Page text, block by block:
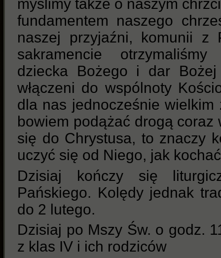
myślimy także o naszym
fundamentem naszego
naszej przyjaźni, komunii z
sakramencie
dziecka Bożego i dar Bożej
włączeni do wspólnoty
dla nas jednocześnie wielkim
bowiem podążać drogą
się do Chrystusa, to znaczy
uczyć się od Niego, jak
Dzisiaj kończy się
Pańskiego. Kolędy jednak
do 2 lutego.
Dzisiaj po Mszy Św. o godz.
z klas IV i ich rodziców